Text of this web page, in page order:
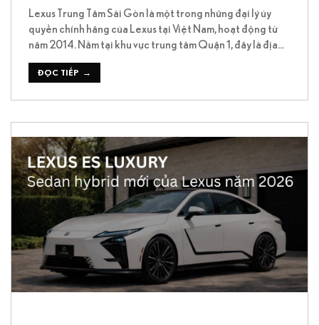
Lexus Trung Tâm Sài Gòn là một trong những đại lý ủy
quyền chính hãng của Lexus tại Việt Nam, hoạt động từ
năm 2014. Nằm tại khu vực trung tâm Quận 1, đây là địa
điểm quen thuộc đối với những khách hàng quan tâm đến
các dòng xe Lexus cũng như dịch vụ […]
ĐỌC TIẾP